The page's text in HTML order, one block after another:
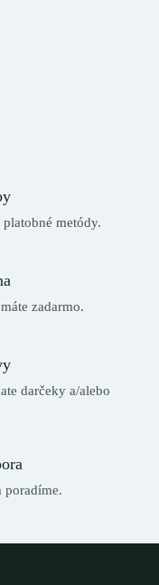
metódy.
zadarmo.
darčeky a/alebo
poradíme.